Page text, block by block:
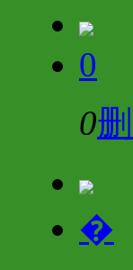
0
0
�